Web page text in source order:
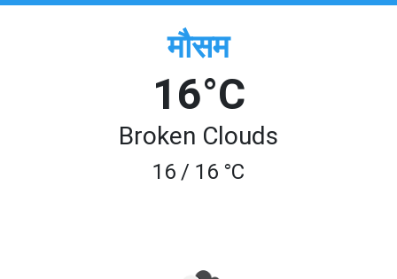
मौसम
16°C
Broken Clouds
16 / 16 °C